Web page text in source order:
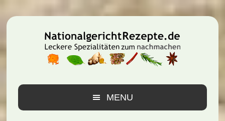
Hauptnavigation
Inhalt
Seitenspalte
MENU